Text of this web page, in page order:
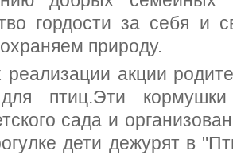
гордости за себя и
природу.
акции
птиц.Эти
сада и
дети дежурят в